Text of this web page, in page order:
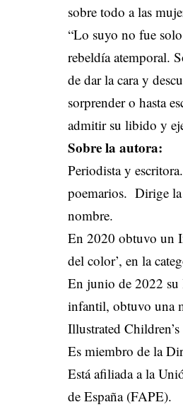
sobre todo a las
“Lo suyo no fue
rebeldía atemporal.
de dar la cara y
sorprender o hasta
admitir su libido y
Sobre la autora:
Periodista y
poemarios. Dirige
nombre.
En 2020 obtuvo un
del color’, en la
En junio de 2022 su
infantil, obtuvo una
Illustrated
Es miembro de la
Está afiliada a la
de España (FAPE).